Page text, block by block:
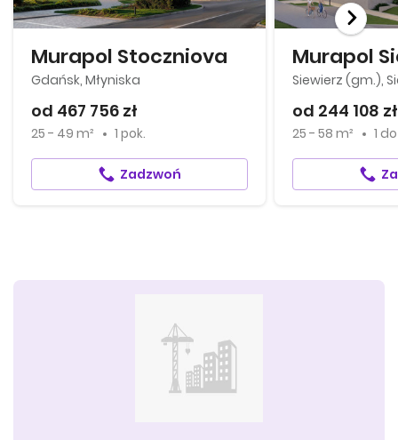
Murapol Stoczniova
Gdańsk, Młyniska
od 467 756 zł
25 - 49 m² 1 pok.
Zadzwoń
Siewierz (gm.),
od 244 108 zł
25 - 58 m² 1